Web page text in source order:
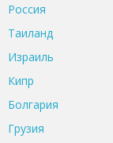
Россия
Таиланд
Израиль
Кипр
Болгария
Грузия